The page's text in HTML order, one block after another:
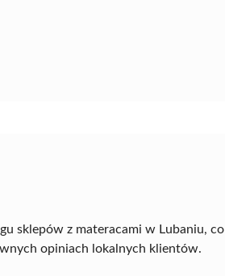
sklepów z materacami w Lubaniu, co
opiniach lokalnych klientów.